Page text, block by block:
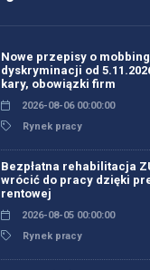
Nowe przepisy o
dyskryminacji od
kary, obowiązki firm
2026-08-06 00:00:00
Rynek pracy
Bezpłatna rehabilitacja
wrócić do pracy dzięki
rentowej
2026-08-05 00:00:00
Rynek pracy